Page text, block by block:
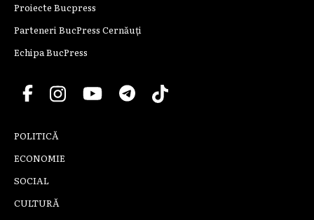
Proiecte Bucpress
Parteneri BucPress Cernăuți
Echipa BucPress
POLITICĂ
ECONOMIE
SOCIAL
CULTURĂ